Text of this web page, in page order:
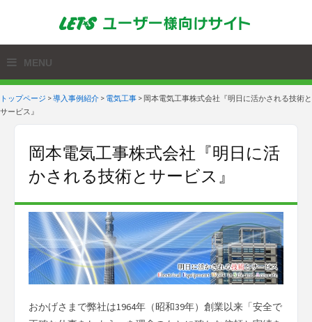
トップページ >導入事例紹介 > 電気工事 > 岡本電気工事株式会社『明日に活かされる技術と
サービス』
岡本電気工事株式会社『明日に活
かされる技術とサービス』
おかげさまで弊社は1964年（昭和39年）創業以来「安全で